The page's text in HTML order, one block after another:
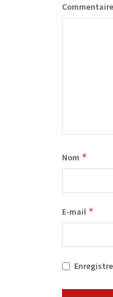
Commentaire
Nom *
E-mail *